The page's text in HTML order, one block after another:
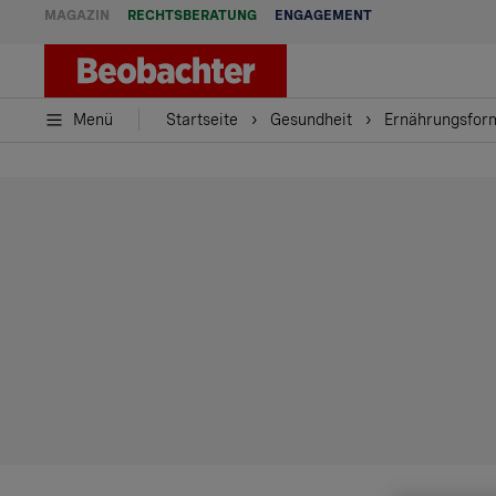
MAGAZIN RECHTSBERATUNG ENGAGEMENT
Menü Startseite Gesundheit